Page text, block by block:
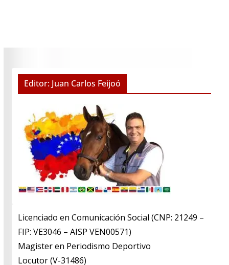
Editor: Juan Carlos Feijoó
Licenciado en Comunicación Social (CNP: 21249 –
FIP: VE3046 – AISP VEN00571)
​Magister en Periodismo Deportivo
​Locutor (V-31486)